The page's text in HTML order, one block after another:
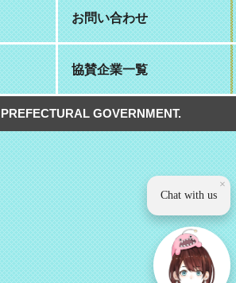
お問い合わせ
協賛企業一覧
GOVERNMENT.
×
Chat with us